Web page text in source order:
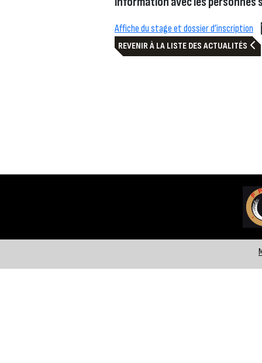
Affiche du stage et dossier d’inscription
REVENIR À LA LISTE DES ACTUALITÉS